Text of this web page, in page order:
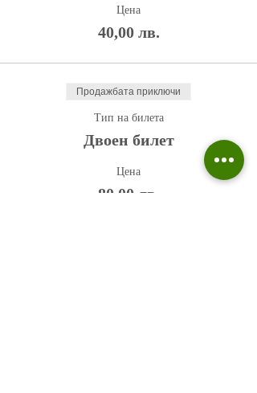
Цена
40,00 лв.
Продажбата приключи
Тип на билета
Двоен билет
Цена
80,00 лв.